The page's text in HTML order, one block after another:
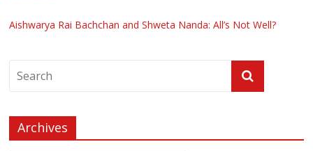
Aishwarya Rai Bachchan and Shweta Nanda: All’s Not Well?
Archives